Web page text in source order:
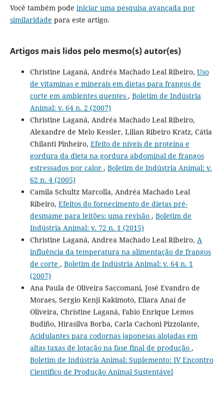
Você também pode iniciar uma pesquisa avançada por
similaridade para este artigo.
Artigos mais lidos pelo mesmo(s) autor(es)
Christine Laganá, Andréa Machado Leal Ribeiro, Uso
de vitaminas e minerais em dietas para frangos de
corte em ambientes quentes , Boletim de Indústria
Animal: v. 64 n. 2 (2007)
Christine Laganá, Andréa Machado Leal Ribeiro,
Alexandre de Melo Kessler, Lilian Ribeiro Kratz, Cátia
Chilanti Pinheiro, Efeito de níveis de proteína e
gordura da dieta na gordura abdominal de frangos
estressados por calor , Boletim de Indústria Animal: v.
62 n. 4 (2005)
Camila Schultz Marcolla, Andréa Machado Leal
Ribeiro, Efeitos do fornecimento de dietas pré-
desmame para leitões: uma revisão , Boletim de
Indústria Animal: v. 72 n. 1 (2015)
Christine Laganá, Andrea Machado Leal Ribeiro, A
influência da temperatura na alimentação de frangos
de corte , Boletim de Indústria Animal: v. 64 n. 1
(2007)
Ana Paula de Oliveira Saccomani, José Evandro de
Moraes, Sergio Kenji Kakimoto, Eliara Anaí de
Oliveira, Christine Laganá, Fabio Enrique Lemos
Budiño, Hirasilva Borba, Carla Cachoni Pizzolante,
Acidulantes para codornas japonesas alojadas em
altas taxas de lotação na fase final de produção ,
Boletim de Indústria Animal: Suplemento: IV Encontro
Científico de Produção Animal Sustentável